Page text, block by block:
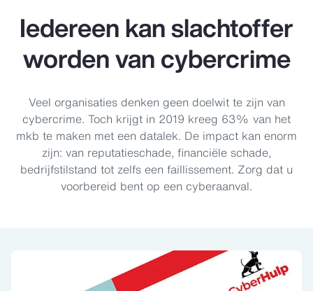
Iedereen kan slachtoffer
worden van cybercrime
Veel organisaties denken geen doelwit te zijn van
cybercrime. Toch krijgt in 2019 kreeg 63% van het
mkb te maken met een datalek. De impact kan enorm
zijn: van reputatieschade, financiële schade,
bedrijfstilstand tot zelfs een faillissement. Zorg dat u
voorbereid bent op een cyberaanval.